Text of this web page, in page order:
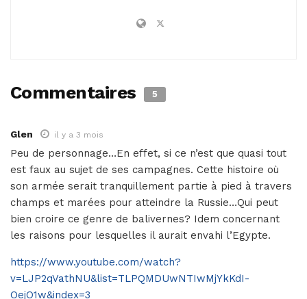
Commentaires 5
Glen il y a 3 mois
Peu de personnage…En effet, si ce n’est que quasi tout
est faux au sujet de ses campagnes. Cette histoire où
son armée serait tranquillement partie à pied à travers
champs et marées pour atteindre la Russie…Qui peut
bien croire ce genre de balivernes? Idem concernant
les raisons pour lesquelles il aurait envahi l’Egypte.
https://www.youtube.com/watch?
v=LJP2qVathNU&list=TLPQMDUwNTIwMjYkKdI-
OejO1w&index=3